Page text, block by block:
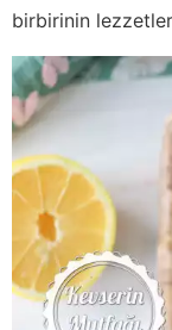
birbirinin